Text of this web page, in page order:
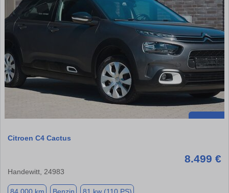
Citroen C4 Cactus
8.499 €
Handewitt, 24983